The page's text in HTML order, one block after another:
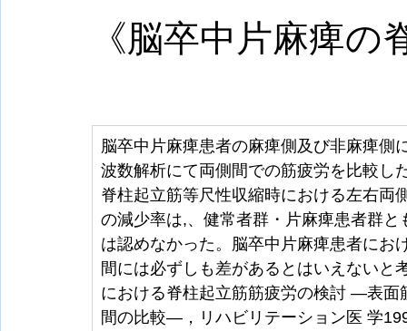
《脳卒中片麻痺
脳卒中片麻痺患者の麻痺側及び非麻痺側
波数解析にて両側間での筋疲労を比較し
脊柱起立筋等尺性収縮時における左右両
の減少率は,、健常者群・片麻痺患者群
は認めなかった。脳卒中片麻痺患者にお
間には必ずしも差があるとはいえないと
における脊柱起立筋筋疲労の検討 ―表面
間の比較―，リハビリテーション医 学